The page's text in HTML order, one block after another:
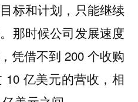
标和计划，只能继续
那时候公司发展速度
凭借不到 200 个收购
亿美元的营收，相